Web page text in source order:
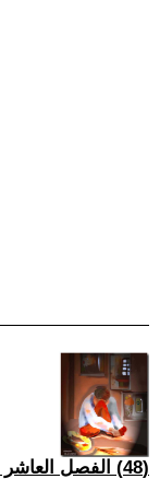
(48) الفصل العاشر محمد بن عبد الوهاب 2